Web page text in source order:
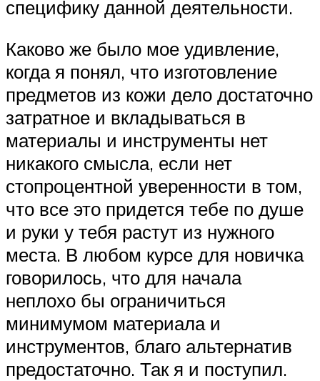
специфику данной деятельности.
Каково же было мое удивление,
когда я понял, что изготовление
предметов из кожи дело достаточно
затратное и вкладываться в
материалы и инструменты нет
никакого смысла, если нет
стопроцентной уверенности в том,
что все это придется тебе по душе
и руки у тебя растут из нужного
места. В любом курсе для новичка
говорилось, что для начала
неплохо бы ограничиться
минимумом материала и
инструментов, благо альтернатив
предостаточно. Так я и поступил.